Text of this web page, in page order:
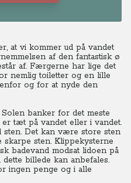
at vi kommer ud på vandet
af den fantastisk ø
af. Færgerne har lige det
nemlig toiletter og en lille
og for at nyde den
banker for det meste
tæt på vandet eller i vandet.
sten. Det kan være store sten
skarpe sten. Klippekysterne
badevand modsat lidoen på
billede kan anbefales.
ingen penge og i alle